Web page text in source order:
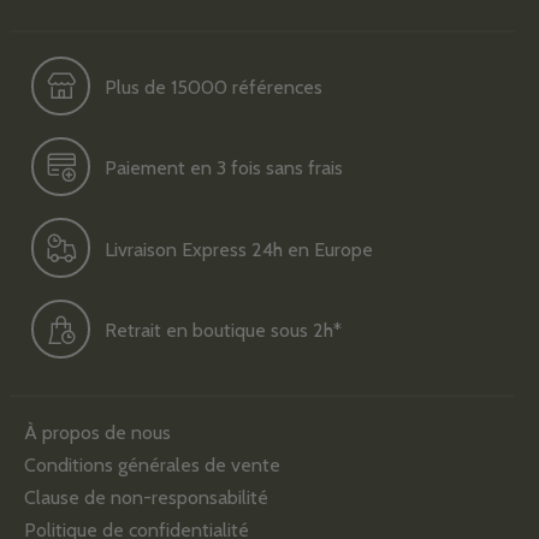
Plus de 15000 références
Paiement en 3 fois sans frais
Livraison Express 24h en Europe
Retrait en boutique sous 2h*
À propos de nous
Conditions générales de vente
Clause de non-responsabilité
Politique de confidentialité